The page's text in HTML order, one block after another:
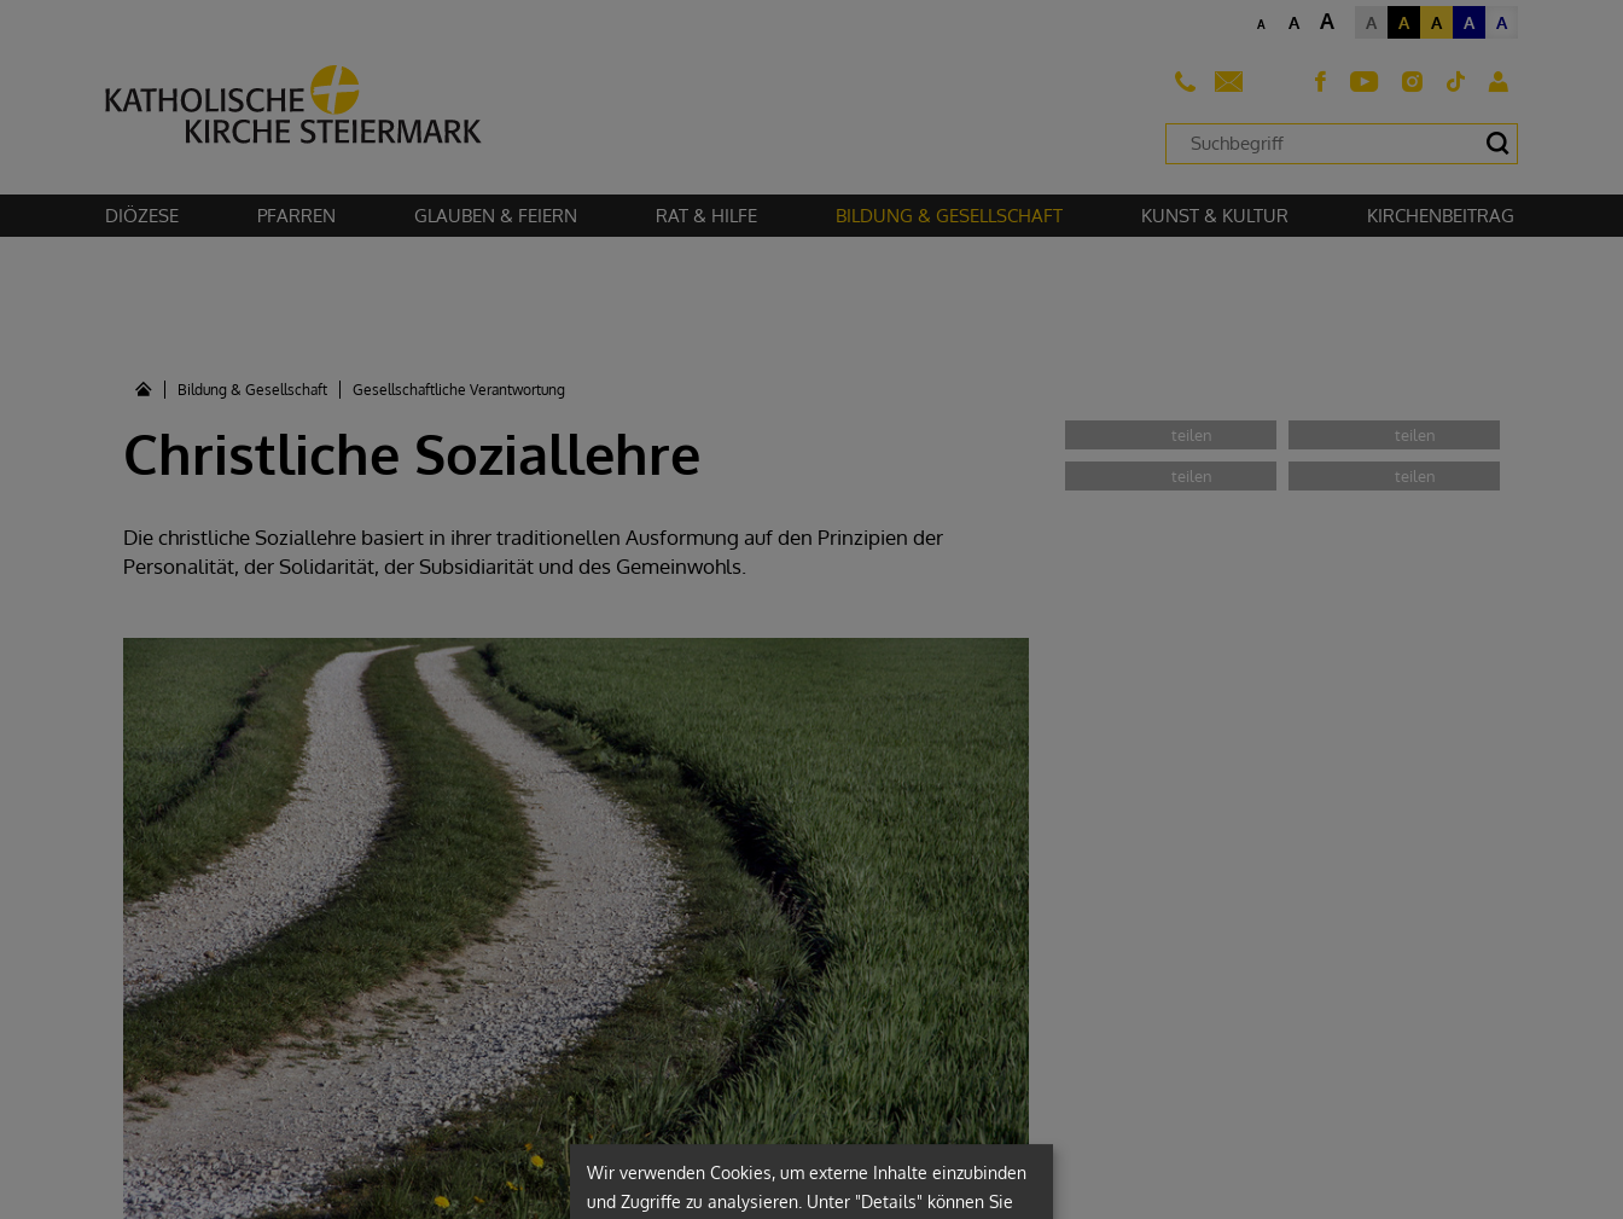
, um diesen Inhalt sehen zu können.
A A A A A A A A
DIÖZESE PFARREN GLAUBEN & FEIERN RAT & HILFE BILDUNG & GESELLSCHAFT KUNST & KULTUR KIRCHENBEITRAG
Bildung & Gesellschaft Gesellschaftliche Verantwortung
Christliche Soziallehre
Die christliche Soziallehre basiert in ihrer traditionellen Ausformung auf den Prinzipien der
Personalität, der Solidarität, der Subsidiarität und des Gemeinwohls.
Wir verwenden Cookies, um externe Inhalte einzubinden
und Zugriffe zu analysieren. Unter "Details" können Sie